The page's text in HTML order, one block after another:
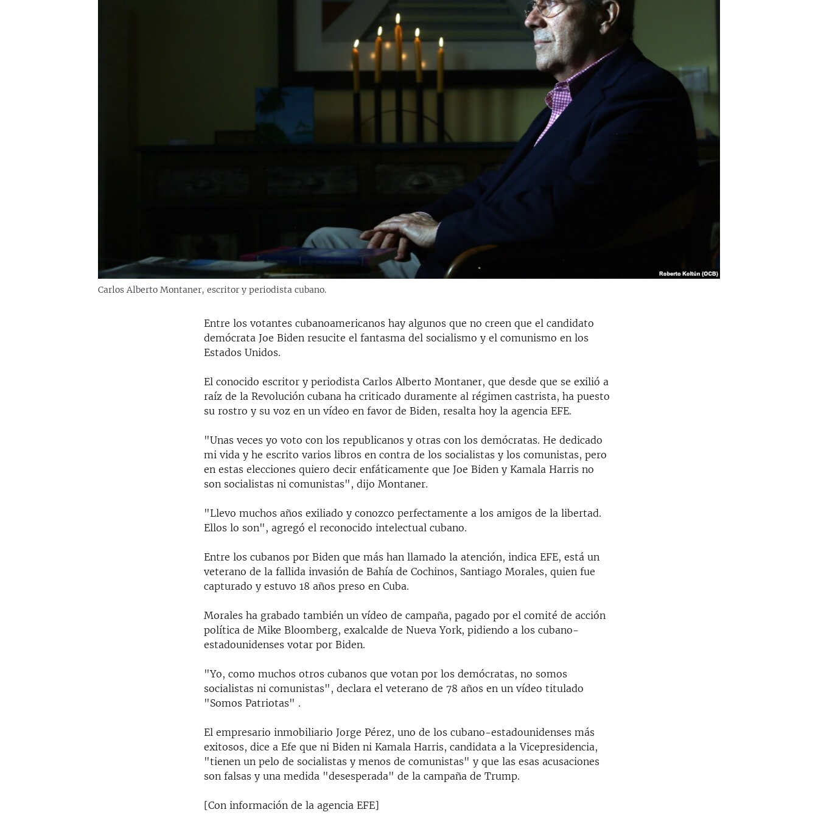
Carlos Alberto Montaner, escritor y periodista cubano.
Entre los votantes cubanoamericanos hay algunos que no creen que el candidato
demócrata Joe Biden resucite el fantasma del socialismo y el comunismo en los
Estados Unidos.
El conocido escritor y periodista Carlos Alberto Montaner, que desde que se exilió a
raíz de la Revolución cubana ha criticado duramente al régimen castrista, ha puesto
su rostro y su voz en un vídeo en favor de Biden, resalta hoy la agencia EFE.
"Unas veces yo voto con los republicanos y otras con los demócratas. He dedicado
mi vida y he escrito varios libros en contra de los socialistas y los comunistas, pero
en estas elecciones quiero decir enfáticamente que Joe Biden y Kamala Harris no
son socialistas ni comunistas", dijo Montaner.
"Llevo muchos años exiliado y conozco perfectamente a los amigos de la libertad.
Ellos lo son", agregó el reconocido intelectual cubano.
Entre los cubanos por Biden que más han llamado la atención, indica EFE, está un
veterano de la fallida invasión de Bahía de Cochinos, Santiago Morales, quien fue
capturado y estuvo 18 años preso en Cuba.
Morales ha grabado también un vídeo de campaña, pagado por el comité de acción
política de Mike Bloomberg, exalcalde de Nueva York, pidiendo a los cubano-
estadounidenses votar por Biden.
"Yo, como muchos otros cubanos que votan por los demócratas, no somos
socialistas ni comunistas", declara el veterano de 78 años en un vídeo titulado
"Somos Patriotas" .
El empresario inmobiliario Jorge Pérez, uno de los cubano-estadounidenses más
exitosos, dice a Efe que ni Biden ni Kamala Harris, candidata a la Vicepresidencia,
"tienen un pelo de socialistas y menos de comunistas" y que las esas acusaciones
son falsas y una medida "desesperada" de la campaña de Trump.
[Con información de la agencia EFE]